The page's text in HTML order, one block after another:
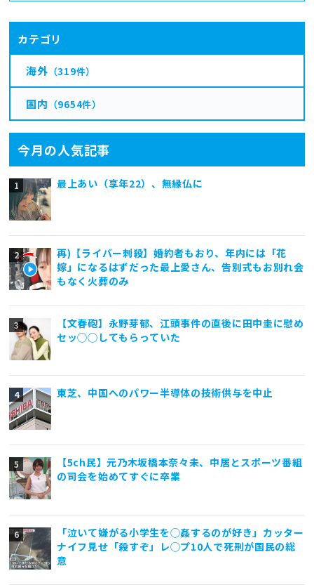
カテゴリ
海外 （319件）
国内 （9654件）
今月の人気記事
最上あい（享年22）、無縁仏に
再)【ライバー刺殺】婚約者もおり、年内には「花
嫁」になるはずだった最上愛さん、告別式もお別れ会
もなく火葬のみ
【文春砲】永野芽郁、江頭事件の直後に田中圭に慰め
セッ◯◯してもらっていた
東芝、中国へのパワー半導体の技術供与を中止
【5ch民】元乃木坂橋本奈々未、中居とスポーツ番組
の司会を始めてすぐに卒業
「泣いて嫌がる小学生を◯姦するのが好き」カッター
ナイフ見せ「殺すぞ」レ◯プ10人で死刑が国民の総
意